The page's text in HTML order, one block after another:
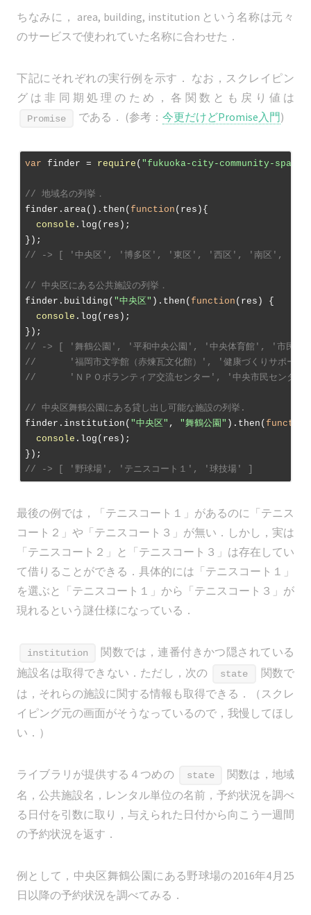
ちなみに， area, building, institution という名称は元々
のサービスで使われていた名称に合わせた．
下記にそれぞれの実行例を示す． なお，スクレイピン
グは非同期処理のため，各関数とも戻り値は
Promise である． (参考： 今更だけどPromise入門)
var finder = require ( "fukuoka-city-community-
// 地域名の列挙．
finder.area().then( function ( res ) {
console .log(res);
// -> [ '中央区', '博多区', '東区', '西区', '南区', '城
// 中央区にある公共施設の列挙．
finder.building( "中央区" ).then( function ( res ) {
console .log(res);
// -> [ '舞鶴公園', '平和中央公園', '中央体育館', '市民会
//      '福岡市文学館（赤煉瓦文化館）', '健康づくりサポート
//      'ＮＰＯボランティア交流センター', '中央市民センタ
// 中央区舞鶴公園にある貸し出し可能な施設の列挙.
finder.institution( "中央区" , "舞鶴公園" ).then( function
console .log(res);
// -> [ '野球場', 'テニスコート１', '球技場' ]
最後の例では，「テニスコート１」があるのに「テニス
コート２」や「テニスコート３」が無い．しかし，実は
「テニスコート２」と「テニスコート３」は存在してい
て借りることができる．具体的には「テニスコート１」
を選ぶと「テニスコート１」から「テニスコート３」が
現れるという謎仕様になっている．
institution
関数では，連番付きかつ隠されている
施設名は取得できない．ただし，次の
state
関数で
は，それらの施設に関する情報も取得できる．（スクレ
イピング元の画面がそうなっているので，我慢してほし
い．）
ライブラリが提供する４つめの state
関数は，地域
名，公共施設名，レンタル単位の名前，予約状況を調べ
る日付を引数に取り，与えられた日付から向こう一週間
の予約状況を返す．
例として，中央区舞鶴公園にある野球場の2016年4月25
日以降の予約状況を調べてみる．